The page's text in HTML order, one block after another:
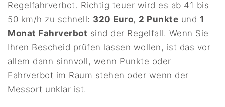
Regelfahrverbot. Richtig teuer wird es ab 41 bis
50 km/h zu schnell: 320 Euro, 2 Punkte und 1
Monat Fahrverbot sind der Regelfall. Wenn Sie
Ihren Bescheid prüfen lassen wollen, ist das vor
allem dann sinnvoll, wenn Punkte oder
Fahrverbot im Raum stehen oder wenn der
Messort unklar ist.